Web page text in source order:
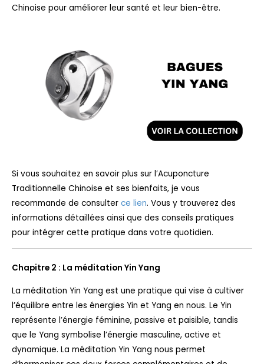
Chinoise pour améliorer leur santé et leur bien-être.
Si vous souhaitez en savoir plus sur l’Acuponcture
Traditionnelle Chinoise et ses bienfaits, je vous
recommande de consulter ce lien. Vous y trouverez des
informations détaillées ainsi que des conseils pratiques
pour intégrer cette pratique dans votre quotidien.
Chapitre 2 : La méditation Yin Yang
La méditation Yin Yang est une pratique qui vise à cultiver
l’équilibre entre les énergies Yin et Yang en nous. Le Yin
représente l’énergie féminine, passive et paisible, tandis
que le Yang symbolise l’énergie masculine, active et
dynamique. La méditation Yin Yang nous permet